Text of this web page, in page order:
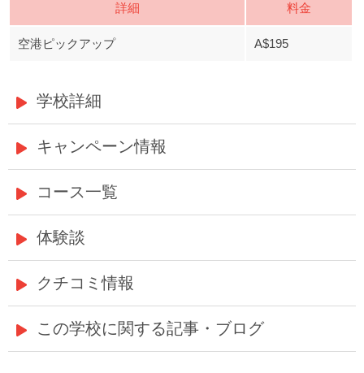
詳細 料金
空港ピックアップ A$195
学校詳細
キャンペーン情報
コース一覧
体験談
クチコミ情報
この学校に関する記事・ブログ